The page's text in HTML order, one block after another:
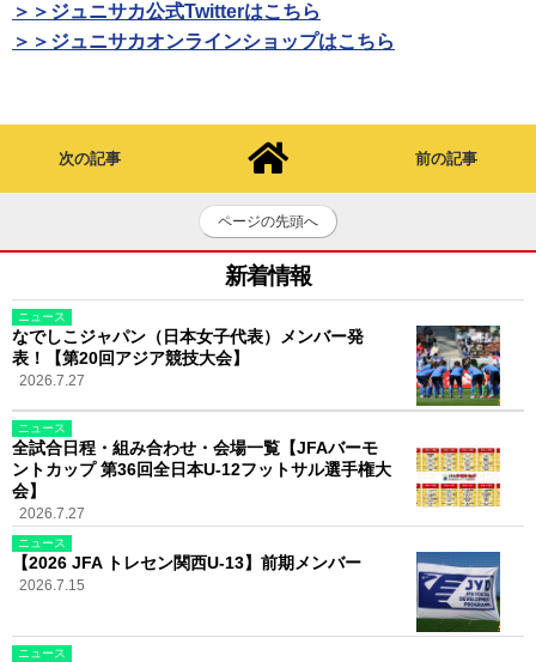
＞＞ジュニサカ公式Twitterはこちら
＞＞ジュニサカオンラインショップはこちら
次の記事 前の記事
ページの先頭へ
新着情報
ニュース
なでしこジャパン（日本女子代表）メンバー発
表！【第20回アジア競技大会】
2026.7.27
ニュース
全試合日程・組み合わせ・会場一覧【JFAバーモ
ントカップ 第36回全日本U-12フットサル選手権大
会】
2026.7.27
ニュース
【2026 JFA トレセン関西U-13】前期メンバー
2026.7.15
ニュース